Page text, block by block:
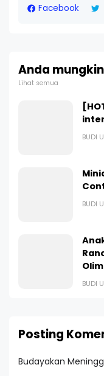
Facebook
Anda
Lihat semua
BUDI
BUDI
BUDI
Posting
Budayakan